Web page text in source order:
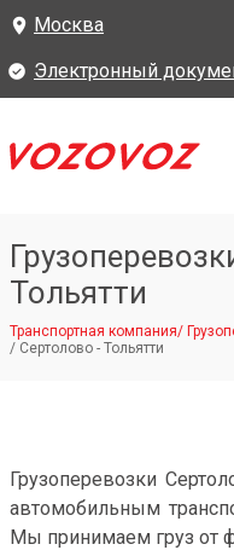
Москва
Электронный
Тольятти
Транспортная компания/
/ Сертолово - Тольятти
Грузоперевозки
автомобильным
Мы принимаем груз от